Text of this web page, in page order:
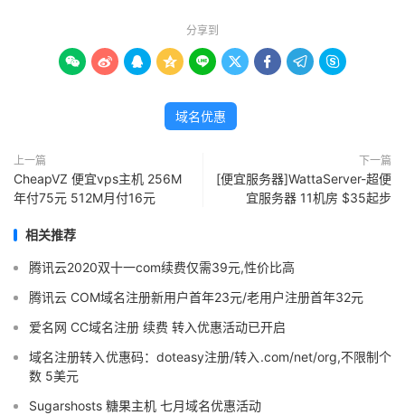
分享到
        
域名优惠
上一篇
CheapVZ 便宜vps主机 256M
年付75元 512M月付16元
下一篇
[便宜服务器]WattaServer-超便
宜服务器 11机房 $35起步
相关推荐
腾讯云2020双十一com续费仅需39元,性价比高
腾讯云 COM域名注册新用户首年23元/老用户注册首年32元
爱名网 CC域名注册 续费 转入优惠活动已开启
域名注册转入优惠码：doteasy注册/转入.com/net/org,不限制个
数 5美元
Sugarshosts 糖果主机 七月域名优惠活动